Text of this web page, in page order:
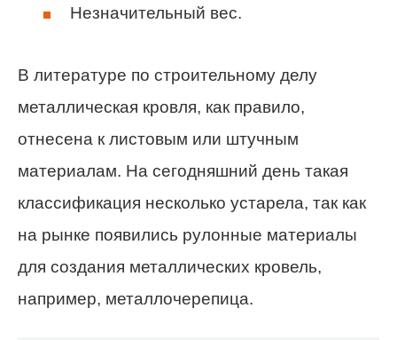
Незначительный вес.
В литературе по строительному делу
металлическая кровля, как правило,
отнесена к листовым или штучным
материалам. На сегодняшний день такая
классификация несколько устарела, так как
на рынке появились рулонные материалы
для создания металлических кровель,
например, металлочерепица.